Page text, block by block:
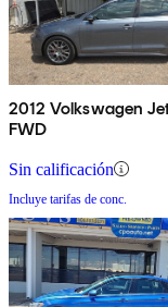
2012 Volkswagen
FWD
Sin calificación
Incluye tarifas de conc.